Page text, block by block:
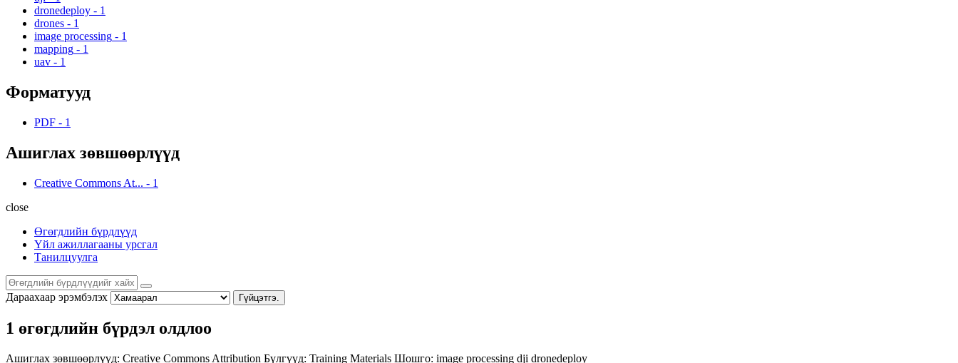
dronedeploy - 1
drones - 1
image processing - 1
mapping - 1
uav - 1
Форматууд
PDF - 1
Ашиглах зөвшөөрлүүд
Creative Commons At... - 1
close
Өгөгдлийн бүрдлүүд
Үйл ажиллагааны урсгал
Танилцуулга
Дараахаар эрэмбэлэх Гүйцэтгэ.
1 өгөгдлийн бүрдэл олдлоо
Ашиглах зөвшөөрлүүд: Creative Commons Attribution Бүлгүүд: Training Materials Шошго: image processing dji dronedeploy